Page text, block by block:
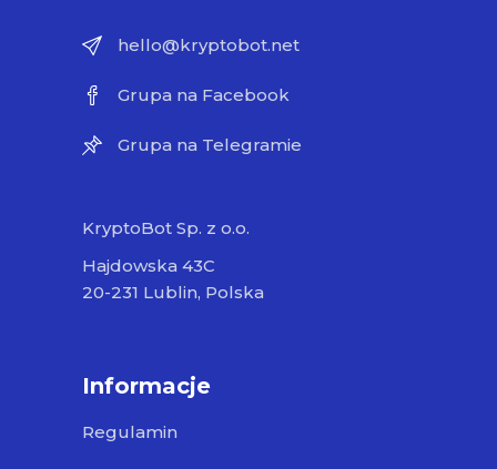
hello@kryptobot.net
Grupa na Facebook
Grupa na Telegramie
KryptoBot Sp. z o.o.
Hajdowska 43C
20-231 Lublin, Polska
Informacje
Regulamin